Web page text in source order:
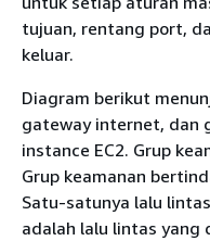
tujuan, rentang port,
keluar.
Diagram berikut
gateway internet, dan
instance EC2. Grup
Grup keamanan
Satu-satunya lalu
adalah lalu lintas yang